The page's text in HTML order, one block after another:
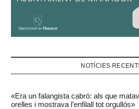
NOTÍCIES
«Era un falangista cabró: als que
orelles i mostrava l’enfilall tot orgullós»